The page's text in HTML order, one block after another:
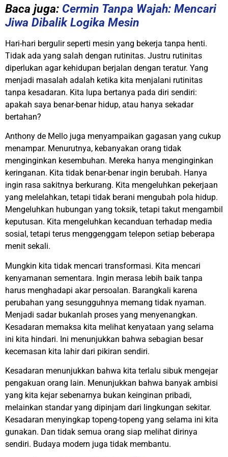
Baca juga: Cermin Tanpa Wajah: Mencari
Jiwa Dibalik Logika Mesin
Hari-hari bergulir seperti mesin yang bekerja tanpa henti.
Tidak ada yang salah dengan rutinitas. Justru rutinitas
diperlukan agar kehidupan berjalan dengan teratur. Yang
menjadi masalah adalah ketika kita menjalani rutinitas
tanpa kesadaran. Kita lupa bertanya pada diri sendiri:
apakah saya benar-benar hidup, atau hanya sekadar
bertahan?
Anthony de Mello juga menyampaikan gagasan yang cukup
menampar. Menurutnya, kebanyakan orang tidak
menginginkan kesembuhan. Mereka hanya menginginkan
keringanan. Kita tidak benar-benar ingin berubah. Hanya
ingin rasa sakitnya berkurang. Kita mengeluhkan pekerjaan
yang melelahkan, tetapi tidak berani mengubah pola hidup.
Mengeluhkan hubungan yang toksik, tetapi takut mengambil
keputusan. Kita mengeluhkan kecanduan terhadap media
sosial, tetapi terus menggenggam telepon setiap beberapa
menit sekali.
Mungkin kita tidak mencari transformasi. Kita mencari
kenyamanan sementara. Ingin merasa lebih baik tanpa
harus menghadapi akar persoalan. Barangkali karena
perubahan yang sesungguhnya memang tidak nyaman.
Menjadi sadar bukanlah proses yang menyenangkan.
Kesadaran memaksa kita melihat kenyataan yang selama
ini kita hindari. Ini menunjukkan bahwa sebagian besar
kecemasan kita lahir dari pikiran sendiri.
Kesadaran menunjukkan bahwa kita terlalu sibuk mengejar
pengakuan orang lain. Menunjukkan bahwa banyak ambisi
yang kita kejar sebenarnya bukan keinginan pribadi,
melainkan standar yang dipinjam dari lingkungan sekitar.
Kesadaran menyingkap topeng-topeng yang selama ini kita
gunakan. Dan tidak semua orang siap melihat dirinya
sendiri. Budaya modern juga tidak membantu.